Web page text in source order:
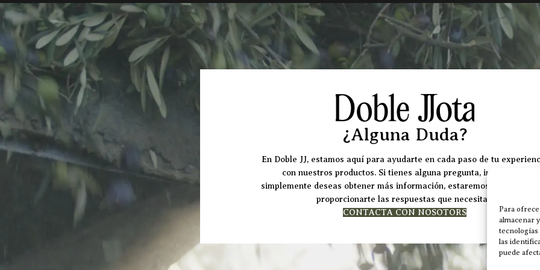
Para
almacenar
tecnologías
las
puede
¿Alguna Duda?
En Doble JJ, estamos aquí para ayudarte en cada paso de tu
con nuestros productos. Si tienes alguna pregunta, inquietud o
simplemente deseas obtener más información, estaremos encantados
proporcionarte las respuestas que necesitas.
CONTACTA CON NOSOTORS